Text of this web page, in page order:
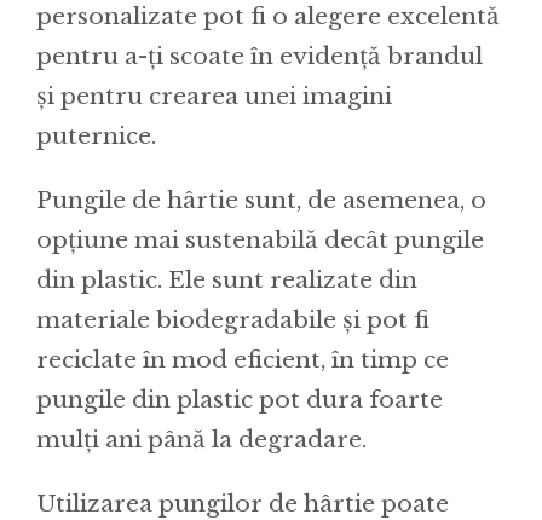
personalizate pot fi o alegere excelentă
pentru a-ți scoate în evidență brandul
și pentru crearea unei imagini
puternice.
Pungile de hârtie sunt, de asemenea, o
opțiune mai sustenabilă decât pungile
din plastic. Ele sunt realizate din
materiale biodegradabile și pot fi
reciclate în mod eficient, în timp ce
pungile din plastic pot dura foarte
mulți ani până la degradare.
Utilizarea pungilor de hârtie poate